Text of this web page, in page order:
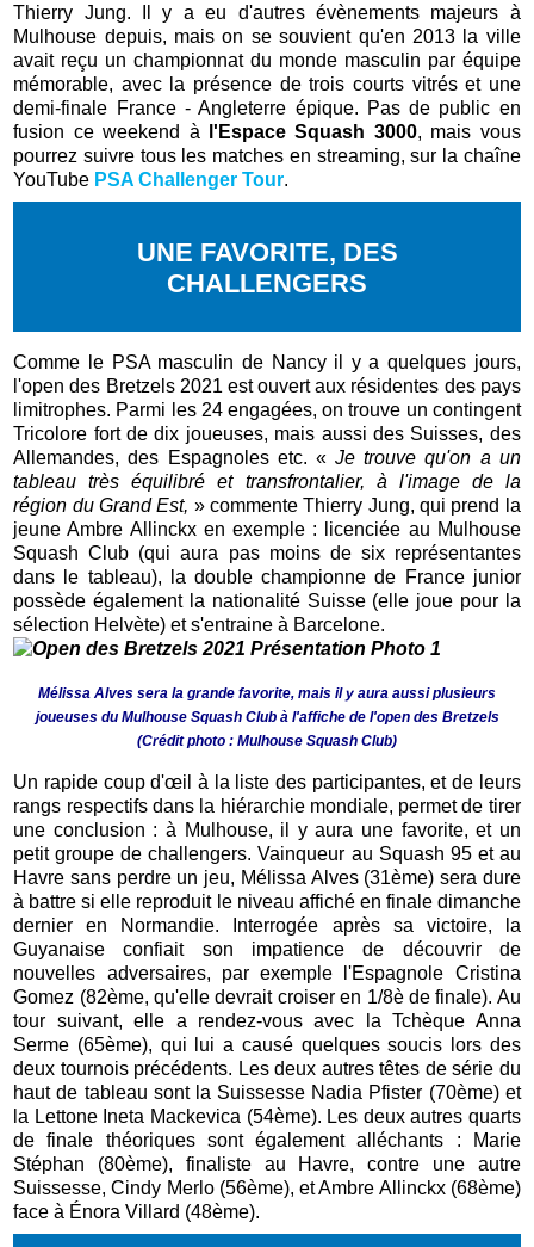
Thierry Jung. Il y a eu d'autres évènements majeurs à
Mulhouse depuis, mais on se souvient qu'en 2013 la ville
avait reçu un championnat du monde masculin par équipe
mémorable, avec la présence de trois courts vitrés et une
demi-finale France - Angleterre épique. Pas de public en
fusion ce weekend à
l'Espace Squash 3000, mais vous
pourrez suivre tous les matches en streaming, sur la chaîne
YouTube PSA Challenger Tour.
UNE FAVORITE, DES
CHALLENGERS
Comme le PSA masculin de Nancy il y a quelques jours,
l'open des Bretzels 2021 est ouvert aux résidentes des pays
limitrophes. Parmi les 24 engagées, on trouve un contingent
Tricolore fort de dix joueuses, mais aussi des Suisses, des
Allemandes, des Espagnoles etc. «Je trouve qu'on a un
tableau très équilibré et transfrontalier, à l'image de la
région du Grand Est, » commente Thierry Jung, qui prend la
jeune Ambre Allinckx en exemple : licenciée au Mulhouse
Squash Club (qui aura pas moins de six représentantes
dans le tableau), la double championne de France junior
possède également la nationalité Suisse (elle joue pour la
sélection Helvète) et s'entraine à Barcelone.
Mélissa Alves sera la grande favorite, mais il y aura aussi plusieurs
joueuses du Mulhouse Squash Club à l'affiche de l'open des Bretzels
(Crédit photo : Mulhouse Squash Club)
Un rapide coup d'œil à la liste des participantes, et de leurs
rangs respectifs dans la hiérarchie mondiale, permet de tirer
une conclusion : à Mulhouse, il y aura une favorite, et un
petit groupe de challengers. Vainqueur au Squash 95 et au
Havre sans perdre un jeu, Mélissa Alves (31ème) sera dure
à battre si elle reproduit le niveau affiché en finale dimanche
dernier en Normandie. Interrogée après sa victoire, la
Guyanaise confiait son impatience de découvrir de
nouvelles adversaires, par exemple l'Espagnole Cristina
Gomez (82ème, qu'elle devrait croiser en 1/8è de finale). Au
tour suivant, elle a rendez-vous avec la Tchèque Anna
Serme (65ème), qui lui a causé quelques soucis lors des
deux tournois précédents. Les deux autres têtes de série du
haut de tableau sont la Suissesse Nadia Pfister (70ème) et
la Lettone Ineta Mackevica (54ème). Les deux autres quarts
de finale théoriques sont également alléchants : Marie
Stéphan (80ème), finaliste au Havre, contre une autre
Suissesse, Cindy Merlo (56ème), et Ambre Allinckx (68ème)
face à Énora Villard (48ème).